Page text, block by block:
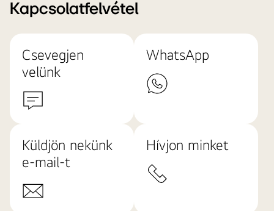
Kapcsolatfelvétel
Csevegjen
velünk
WhatsApp
Küldjön nekünk
e-mail-t
Hívjon minket